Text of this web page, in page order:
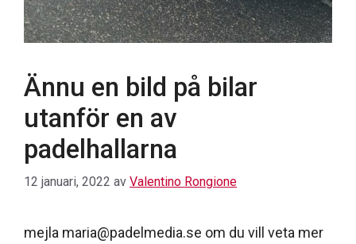
Ännu en bild på bilar
utanför en av
padelhallarna
12 januari, 2022 av Valentino Rongione
mejla maria@padelmedia.se om du vill veta mer